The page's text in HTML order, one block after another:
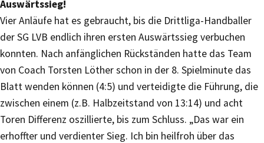
Auswärtssieg!
Vier Anläufe hat es gebraucht, bis die Drittliga-Handballer
der SG LVB endlich ihren ersten Auswärtssieg verbuchen
konnten. Nach anfänglichen Rückständen hatte das Team
von Coach Torsten Löther schon in der 8. Spielminute das
Blatt wenden können (4:5) und verteidigte die Führung, die
zwischen einem (z.B. Halbzeitstand von 13:14) und acht
Toren Differenz oszillierte, bis zum Schluss. „Das war ein
erhoffter und verdienter Sieg. Ich bin heilfroh über das